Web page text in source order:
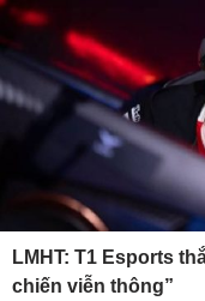
LMHT: T1 Esports
chiến viễn thông”